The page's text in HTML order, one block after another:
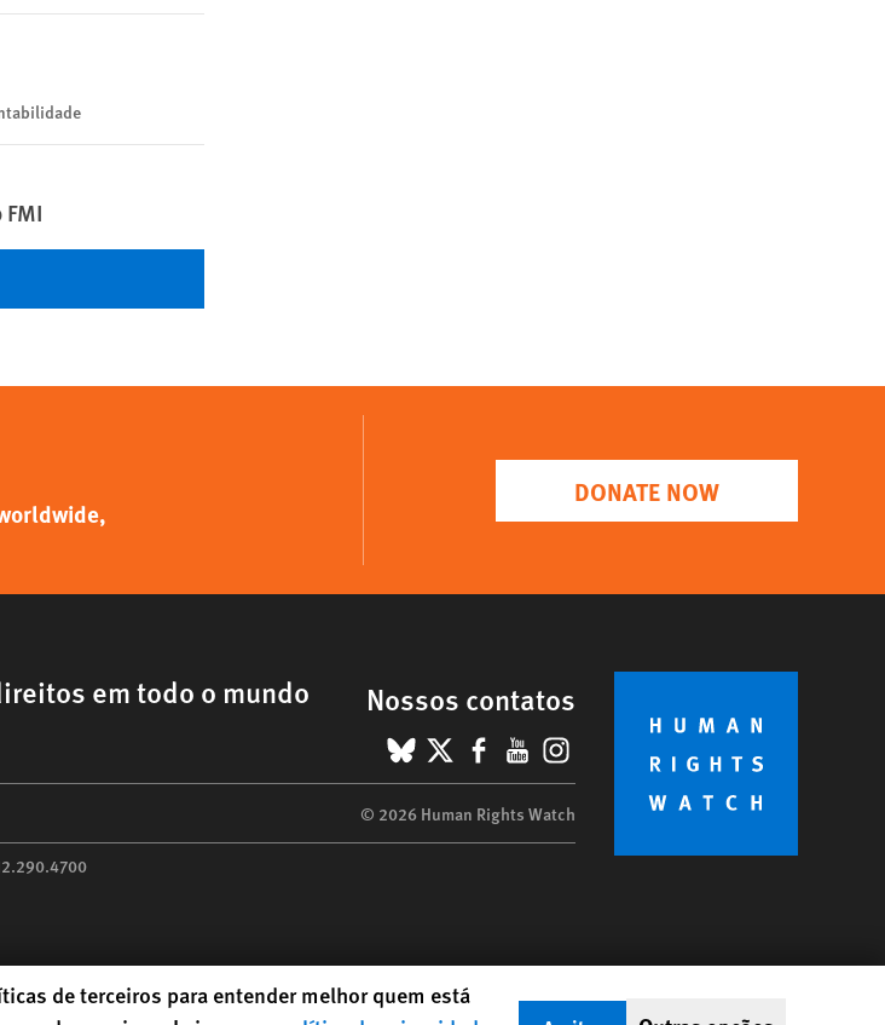
DONATE NOW
em todo o mundo Nossos contatos
BlueSky
X Facebook
YouTube
Instagram
© 2026 Human Rights Watch
de terceiros para entender melhor quem está